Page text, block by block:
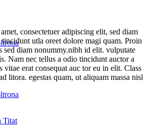
Titat
consectetuer adipiscing elit, sed diam
utla oreet dolore magi quam. Proin
sed diam nonummy.nibh id elit. vulputate
Nam nec tellus a odio tincidunt auctor a
vitae erat consequat auc tor eu in elit. Class
litora. egestas quam, ut aliquam massa nisl